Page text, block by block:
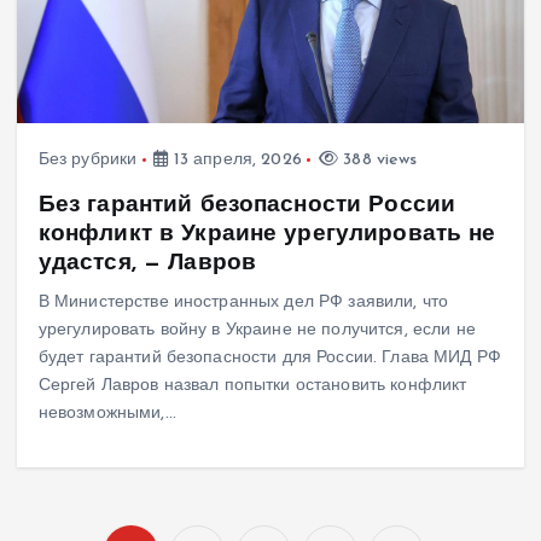
Без рубрики 13 апреля, 2026 388 views
Без гарантий безопасности России
конфликт в Украине урегулировать не
удастся, — Лавров
В Министерстве иностранных дел РФ заявили, что
урегулировать войну в Украине не получится, если не
будет гарантий безопасности для России. Глава МИД РФ
Сергей Лавров назвал попытки остановить конфликт
невозможными,…